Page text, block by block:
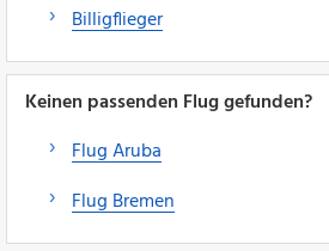
Billigflieger
Keinen passenden Flug gefunden?
Flug Aruba
Flug Bremen